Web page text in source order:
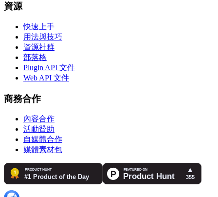
資源
快速上手
用法與技巧
資源社群
部落格
Plugin API 文件
Web API 文件
商務合作
內容合作
活動贊助
自媒體合作
媒體素材包